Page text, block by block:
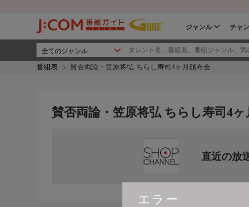
ジャンル チャ
番組表 賛否両論・笠原将弘 ちらし寿司4ヶ月頒布会
エラー
賛否両論・笠原将弘 ちらし寿司4ヶ
直近の放